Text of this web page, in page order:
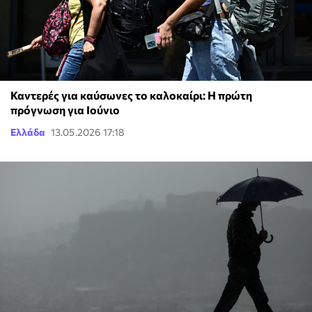
Καντερές για καύσωνες το καλοκαίρι: Η πρώτη
πρόγνωση για Ιούνιο
Ελλάδα 13.05.2026 17:18